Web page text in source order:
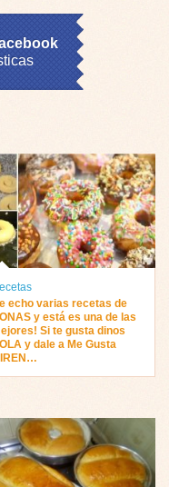
echo varias recetas de
y está es una de las
Si te gusta dinos
y dale a Me Gusta